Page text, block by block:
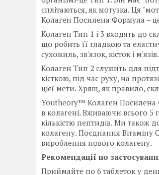
сплітаються, як мотузка. Ця
Колаген Посилена Формула –
Колаген Тип 1 і 3 входять до
що робить її гладкою та
сухожиль, зв'язок, кісток і м'язів.
Колаген Тип 2 служить для
кісткою, під час руху, на
цієї мети. Хрящ, як правило,
Youtheory™ Колаген Посилена
в колагені. Вживаючи всього 5
кількістю пептидів. Ми також
колагену. Поєднання Вітаміну
вироблення нового колагену.
Рекомендації по
Приймайте по 6 таблеток у